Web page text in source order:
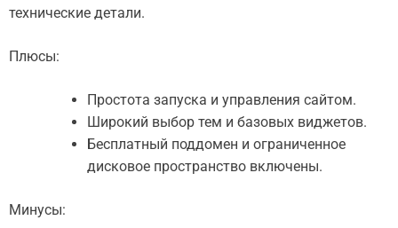
технические детали.
Плюсы:
Простота запуска и управления сайтом.
Широкий выбор тем и базовых виджетов.
Бесплатный поддомен и ограниченное
дисковое пространство включены.
Минусы: